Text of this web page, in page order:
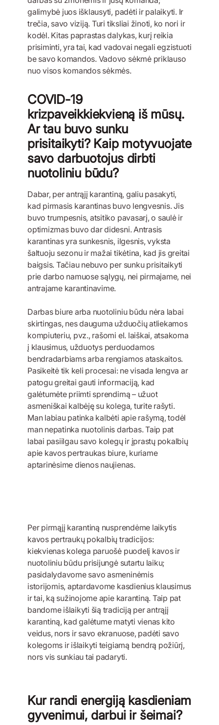
galimybė juos išklausyti, padėti ir palaikyti. Ir
trečia, savo viziją. Turi tiksliai žinoti, ko nori ir
kodėl. Kitas paprastas dalykas, kurį reikia
prisiminti, yra tai, kad vadovai negali egzistuoti
be savo komandos. Vadovo sėkmė priklauso
nuo visos komandos sėkmės.
COVID-19
krizpaveikkiekvieną iš mūsų.
Ar tau buvo sunku
prisitaikyti? Kaip motyvuojate
savo darbuotojus dirbti
nuotoliniu būdu?
Dabar, per antrąjį karantiną, galiu pasakyti,
kad pirmasis karantinas buvo lengvesnis. Jis
buvo trumpesnis, atsitiko pavasarį, o saulė ir
optimizmas buvo dar didesni. Antrasis
karantinas yra sunkesnis, ilgesnis, vyksta
šaltuoju sezonu ir mažai tikėtina, kad jis greitai
baigsis. Tačiau nebuvo per sunku prisitaikyti
prie darbo namuose sąlygų, nei pirmajame, nei
antrajame karantinavime.
Darbas biure arba nuotoliniu būdu nėra labai
skirtingas, nes dauguma užduočių atliekamos
kompiuteriu, pvz., rašomi el. laiškai, atsakoma
į klausimus, užduotys perduodamos
bendradarbiams arba rengiamos ataskaitos.
Pasikeitė tik keli procesai: ne visada lengva ar
patogu greitai gauti informaciją, kad
galėtumėte priimti sprendimą – užuot
asmeniškai kalbėję su kolega, turite rašyti.
Man labiau patinka kalbėti apie rašymą, todėl
man nepatinka nuotolinis darbas. Taip pat
labai pasiilgau savo kolegų ir įprastų pokalbių
apie kavos pertraukas biure, kuriame
aptarinėsime dienos naujienas.
Per pirmąjį karantiną nusprendėme laikytis
kavos pertraukų pokalbių tradicijos:
kiekvienas kolega paruošė puodelį kavos ir
nuotoliniu būdu prisijungė sutartu laiku;
pasidalydavome savo asmeninėmis
istorijomis, aptardavome kasdienius klausimus
ir tai, ką sužinojome apie karantiną. Taip pat
bandome išlaikyti šią tradiciją per antrąjį
karantiną, kad galėtume matyti vienas kito
veidus, nors ir savo ekranuose, padėti savo
kolegoms ir išlaikyti teigiamą bendrą požiūrį,
nors vis sunkiau tai padaryti.
Kur randi energiją kasdieniam
gyvenimui, darbui ir šeimai?